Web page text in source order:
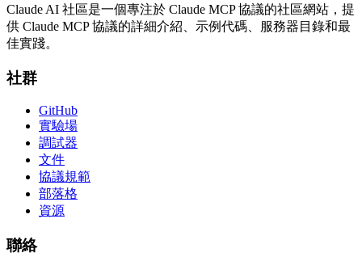
Claude AI 社區是一個專注於 Claude MCP 協議的社區網站，提
供 Claude MCP 協議的詳細介紹、示例代碼、服務器目錄和最
佳實踐。
社群
GitHub
實驗場
調試器
文件
協議規範
部落格
資源
聯絡